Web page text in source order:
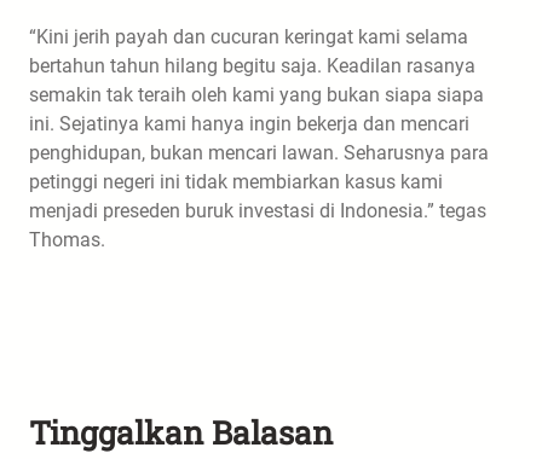
“Kini jerih payah dan cucuran keringat kami selama
bertahun tahun hilang begitu saja. Keadilan rasanya
semakin tak teraih oleh kami yang bukan siapa siapa
ini. Sejatinya kami hanya ingin bekerja dan mencari
penghidupan, bukan mencari lawan. Seharusnya para
petinggi negeri ini tidak membiarkan kasus kami
menjadi preseden buruk investasi di Indonesia.” tegas
Thomas.
Tinggalkan Balasan